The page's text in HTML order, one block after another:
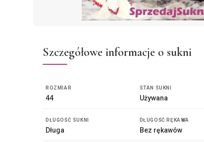
Szczegółowe informacje o sukni
ROZMIAR
44
STAN SUKNI
Używana
DŁUGOŚĆ SUKNI
Długa
DŁUGOŚĆ RĘKAWA
Bez rękawów